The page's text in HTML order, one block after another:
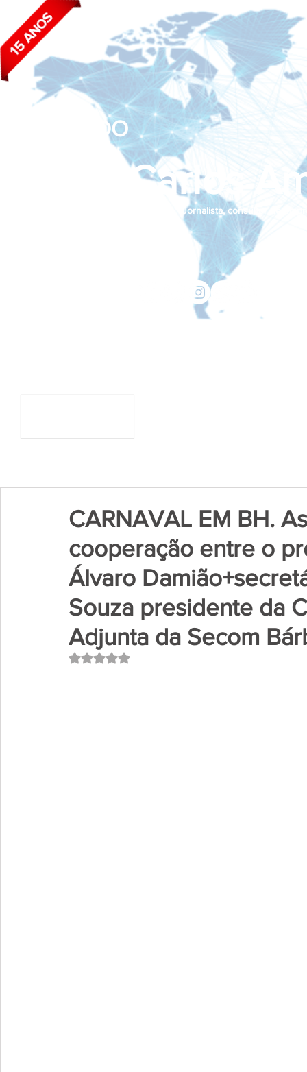
João Carlos
BLOG DO
Jornalista, consultor de
CARNAVAL EM BH.
cooperação entre o
Álvaro
Souza presidente da
Adjunta da Secom
Avaliado com NaN de 5 estrelas.